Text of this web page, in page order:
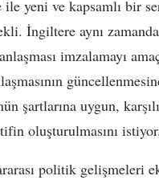
yeni ve kapsamlı bir
İngiltere aynı
imzalamayı
şartlarına uygun,
oluşturulmasını istiyor.
politik gelişmeleri